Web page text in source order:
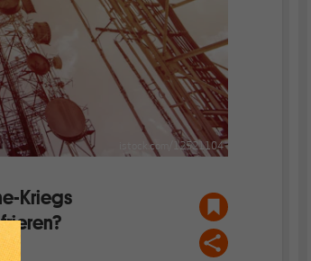
istock.com/12521104
Kriegs